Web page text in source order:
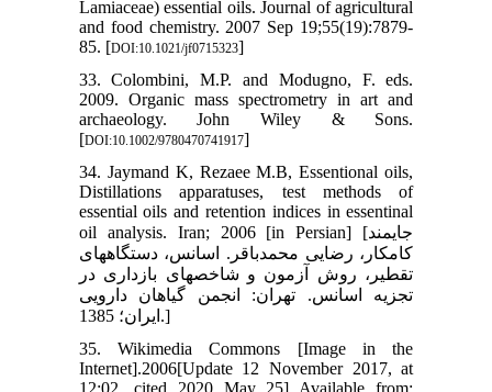
Lamiaceae) essential oils. Journal of agricultural
and food chemistry. 2007 Sep 19;55(19):7879-
85. [DOI:10.1021/jf0715323]
33. Colombini, M.P. and Modugno, F. eds.
2009. Organic mass spectrometry in art and
archaeology. John Wiley & Sons.
[DOI:10.1002/9780470741917]
34. Jaymand K, Rezaee M.B, Essentional oils,
Distillations apparatuses, test methods of
essential oils and retention indices in essentinal
oil analysis. Iran; 2006 [in Persian] [جایمند
کامکار، رضایی محمد‏باقر. اسانس، دستگاه‏های
تقطیر، روش آزمون و شاخص‏های بازداری در
تجزیه اسانس. تهران: انجمن گیاهان دارویی
ایران؛ 1385.]
35. Wikimedia Commons [Image in the
Internet].2006[Update 12 November 2017, at